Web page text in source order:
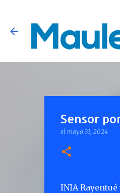
Sensor
el mayo 31, 2024
INIA